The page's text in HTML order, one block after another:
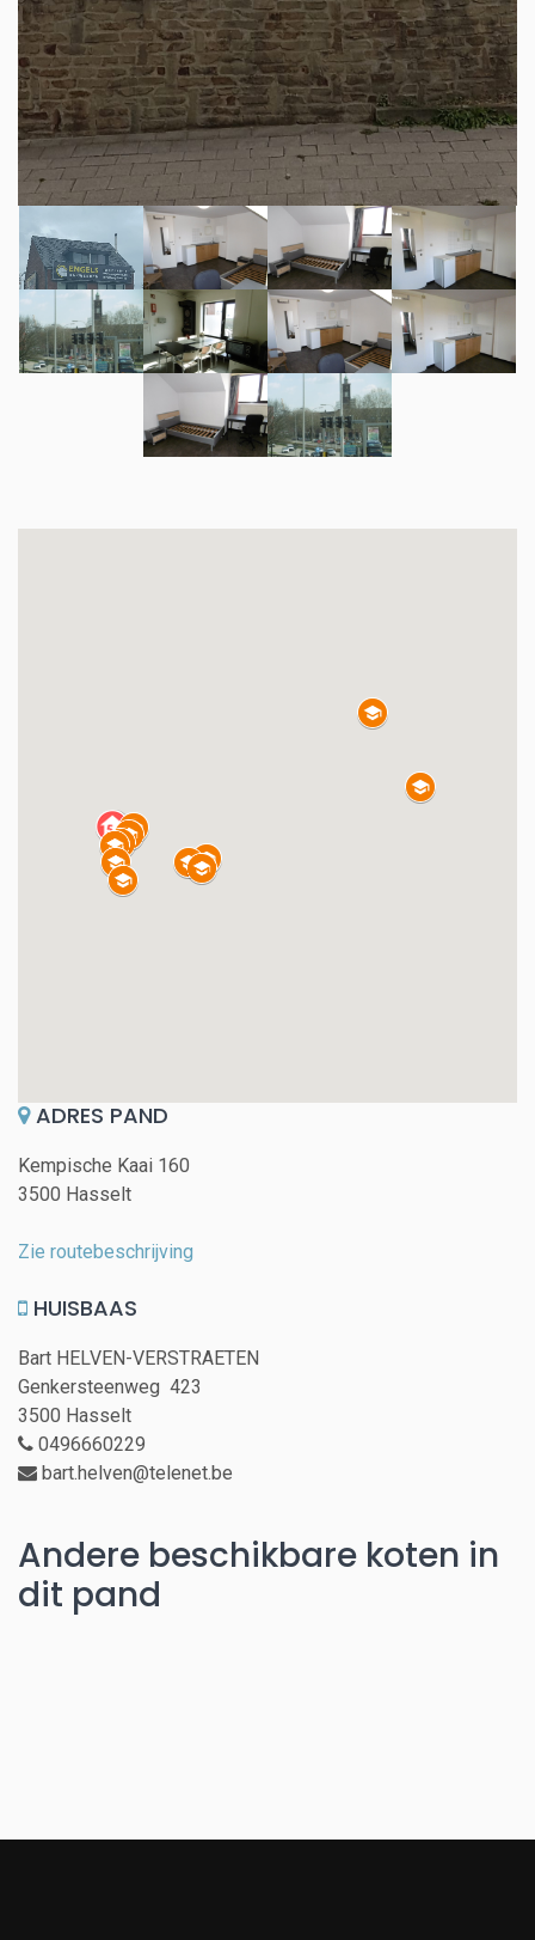
ADRES PAND
Kempische Kaai 160
3500 Hasselt
Zie routebeschrijving
HUISBAAS
Bart HELVEN-VERSTRAETEN
Genkersteenweg 423
3500 Hasselt
0496660229
bart.helven@telenet.be
Andere beschikbare koten in
dit pand